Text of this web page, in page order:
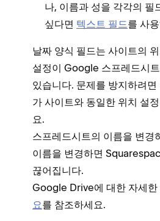
나, 이름과 성을 각각의 필
싶다면 텍스트 필드를 사
날짜 양식 필드는 사이트의
설정이 Google 스프레드시
있습니다. 문제를 방지하려
가 사이트와 동일한 위치 설
요.
스프레드시트의 이름을 변경
이름을 변경하면
끊어집니다.
Google Drive에 대한 자세한
요를 참조하세요.